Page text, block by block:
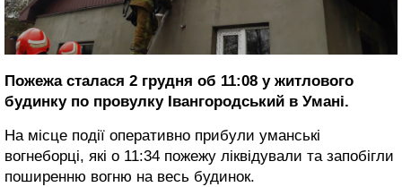
Пожежа сталася 2 грудня об 11:08 у житлового
будинку по провулку Івангородський в Умані.
На місце події оперативно прибули уманські
вогнеборці, які о 11:34 пожежу ліквідували та запобігли
поширенню вогню на весь будинок.